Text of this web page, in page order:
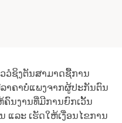
ວໍຊິງຕັນສາມາດຊື້ການ
າຄາບໍ່ແພງຈາກຜູ້ປະກັນຕົນ
ນງານທີ່ມີການຍົກເວັ້ນ
ແລະ ເຮັດໃຫ້ເງື່ອນໄຂການ